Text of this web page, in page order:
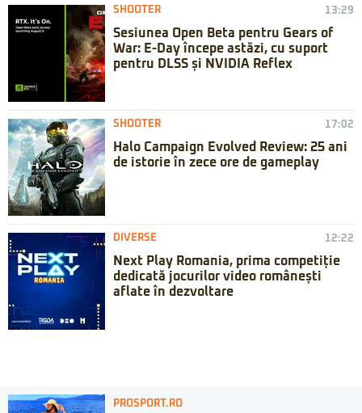
SHOOTER 13:29
Sesiunea Open Beta pentru Gears of
War: E-Day începe astăzi, cu suport
pentru DLSS și NVIDIA Reflex
SHOOTER 17:02
Halo Campaign Evolved Review: 25 ani
de istorie în zece ore de gameplay
DIVERSE 12:22
Next Play Romania, prima competiție
dedicată jocurilor video românești
aflate în dezvoltare
PROSPORT.RO